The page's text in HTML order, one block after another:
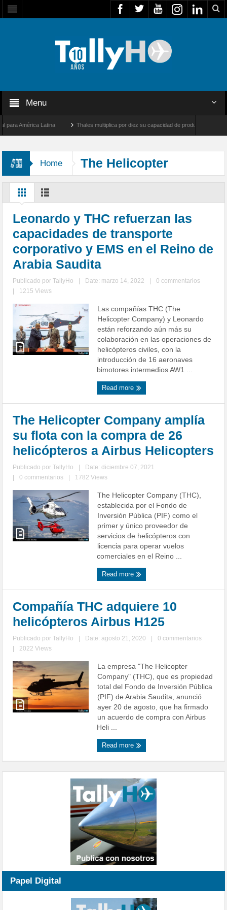
Menu
Latina Thales multiplica por diez su capacidad de producción de radares
Home
The Helicopter
Company
Leonardo y THC refuerzan las
capacidades de transporte
corporativo y EMS en el Reino de
Arabia Saudita
Publicado porTallyHo Date: marzo 14, 2022
0 commentarios
1215 Views
Las compañías THC (The
Helicopter Company) y Leonardo
están reforzando aún más su
colaboración en las operaciones de
helicópteros civiles, con la
introducción de 16 aeronaves
bimotores intermedios AW1 ...
Read more
The Helicopter Company amplía
su flota con la compra de 26
helicópteros a Airbus Helicopters
Publicado porTallyHo
Date: diciembre 07, 2021
0 commentarios 1782 Views
The Helicopter Company (THC),
establecida por el Fondo de
Inversión Pública (PIF) como el
primer y único proveedor de
servicios de helicópteros con
licencia para operar vuelos
comerciales en el Reino ...
Read more
Compañía THC adquiere 10
helicópteros Airbus H125
Publicado porTallyHo Date: agosto 21, 2020
0 commentarios
2022 Views
La empresa "The Helicopter
Company" (THC), que es propiedad
total del Fondo de Inversión Pública
(PIF) de Arabia Saudita, anunció
ayer 20 de agosto, que ha firmado
un acuerdo de compra con Airbus
Heli ...
Read more
Papel Digital